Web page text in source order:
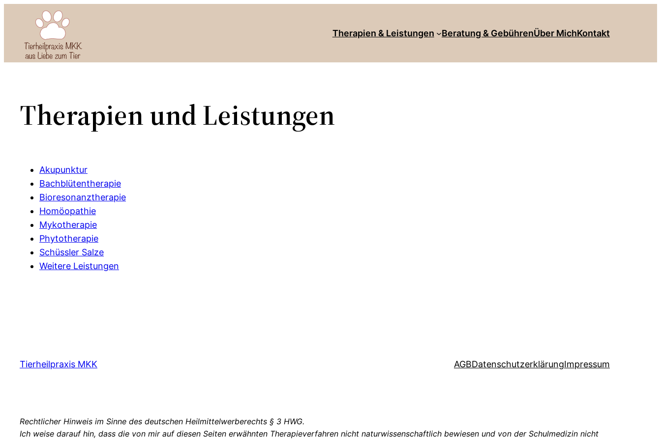
Therapien & Leistungen Beratung & GebührenÜber MichKontakt
Therapien und Leistungen
Akupunktur
Bachblütentherapie
Bioresonanztherapie
Homöopathie
Mykotherapie
Phytotherapie
Schüssler Salze
Weitere Leistungen
Tierheilpraxis MKK AGBDatenschutzerklärungImpressum
Rechtlicher Hinweis im Sinne des deutschen Heilmittelwerberechts § 3 HWG.
Ich weise darauf hin, dass die von mir auf diesen Seiten erwähnten Therapieverfahren nicht naturwissenschaftlich bewiesen und von der Schulmedizin nicht